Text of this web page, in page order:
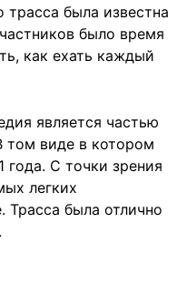
была известна
было время
как ехать каждый
является частью
том виде в котором
года. С точки зрения
легких
Трасса была отлично